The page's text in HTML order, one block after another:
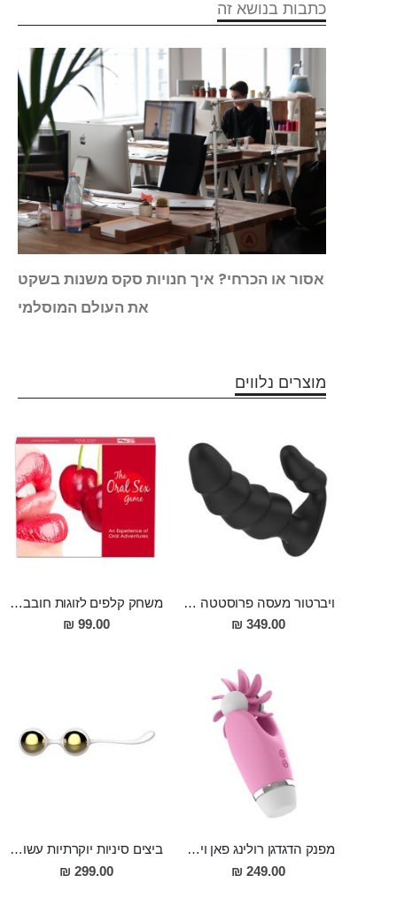
כתבות בנושא זה
אסור או הכרחי? איך חנויות סקס משנות בשקט
את העולם המוסלמי
מוצרים נלווים
ויברטור מעסה פרוסטטה וגם לחדירה כפולה סופר מפנק מסיליקון רפואי , הטענה מגנטית עם שלט DRAGON
349.00 ₪
משחק קלפים לזוגות חובבי מין אוראלי
99.00 ₪
מפנק הדגדגן רולינג פאן ויברטור בעל 12 מצבי רטט מסיליקון Nakoa
249.00 ₪
ביצים סיניות יוקרתיות עשויות אלומיניום מצופה סיליקון לאורגזמות חזקות ועמוקות יותר "Nalone Yany Kegal Balls"
299.00 ₪